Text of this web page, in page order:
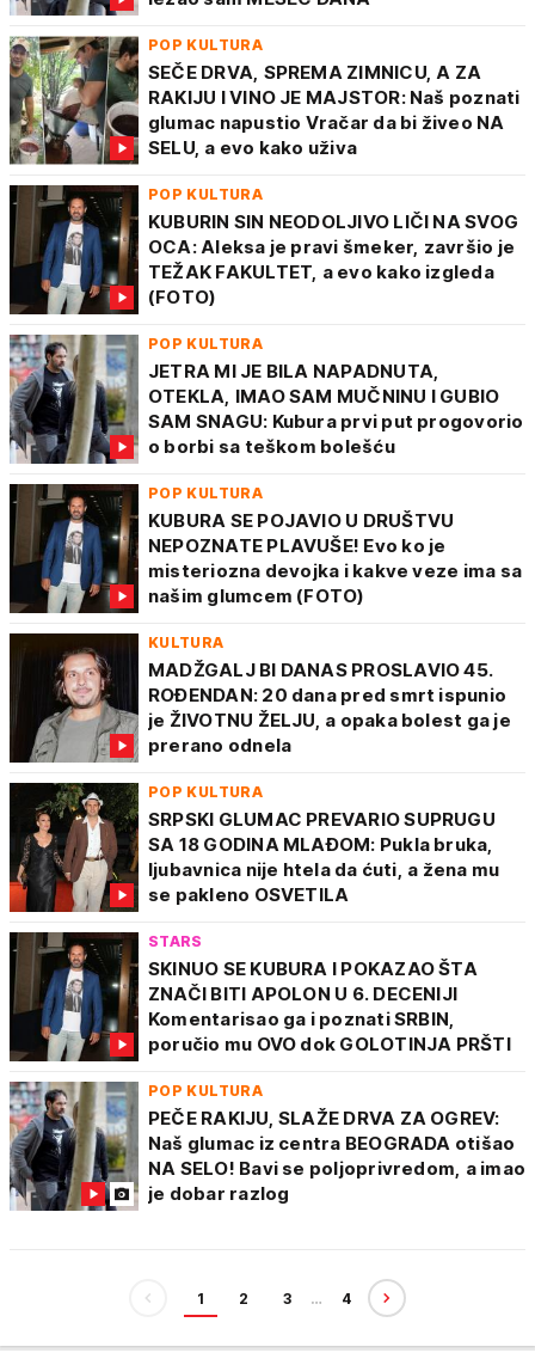
POP KULTURA
SEČE DRVA, SPREMA ZIMNICU, A ZA
RAKIJU I VINO JE MAJSTOR: Naš poznati
glumac napustio Vračar da bi živeo NA
SELU, a evo kako uživa
POP KULTURA
KUBURIN SIN NEODOLJIVO LIČI NA SVOG
OCA: Aleksa je pravi šmeker, završio je
TEŽAK FAKULTET, a evo kako izgleda
(FOTO)
POP KULTURA
JETRA MI JE BILA NAPADNUTA,
OTEKLA, IMAO SAM MUČNINU I GUBIO
SAM SNAGU: Kubura prvi put progovorio
o borbi sa teškom bolešću
POP KULTURA
KUBURA SE POJAVIO U DRUŠTVU
NEPOZNATE PLAVUŠE! Evo ko je
misteriozna devojka i kakve veze ima sa
našim glumcem (FOTO)
KULTURA
MADŽGALJ BI DANAS PROSLAVIO 45.
ROĐENDAN: 20 dana pred smrt ispunio
je ŽIVOTNU ŽELJU, a opaka bolest ga je
prerano odnela
POP KULTURA
SRPSKI GLUMAC PREVARIO SUPRUGU
SA 18 GODINA MLAĐOM: Pukla bruka,
ljubavnica nije htela da ćuti, a žena mu
se pakleno OSVETILA
STARS
SKINUO SE KUBURA I POKAZAO ŠTA
ZNAČI BITI APOLON U 6. DECENIJI
Komentarisao ga i poznati SRBIN,
poručio mu OVO dok GOLOTINJA PRŠTI
POP KULTURA
PEČE RAKIJU, SLAŽE DRVA ZA OGREV:
Naš glumac iz centra BEOGRADA otišao
NA SELO! Bavi se poljoprivredom, a imao
je dobar razlog
1 2 3 … 4